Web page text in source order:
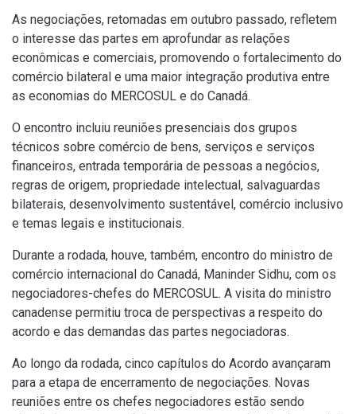
As negociações, retomadas em outubro passado, refletem
o interesse das partes em aprofundar as relações
econômicas e comerciais, promovendo o fortalecimento do
comércio bilateral e uma maior integração produtiva entre
as economias do MERCOSUL e do Canadá.
O encontro incluiu reuniões presenciais dos grupos
técnicos sobre comércio de bens, serviços e serviços
financeiros, entrada temporária de pessoas a negócios,
regras de origem, propriedade intelectual, salvaguardas
bilaterais, desenvolvimento sustentável, comércio inclusivo
e temas legais e institucionais.
Durante a rodada, houve, também, encontro do ministro de
comércio internacional do Canadá, Maninder Sidhu, com os
negociadores-chefes do MERCOSUL. A visita do ministro
canadense permitiu troca de perspectivas a respeito do
acordo e das demandas das partes negociadoras.
Ao longo da rodada, cinco capítulos do Acordo avançaram
para a etapa de encerramento de negociações. Novas
reuniões entre os chefes negociadores estão sendo